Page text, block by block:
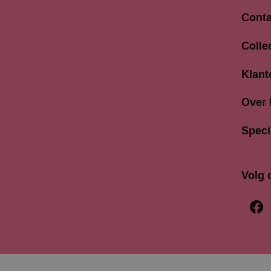
033
Over
Volg